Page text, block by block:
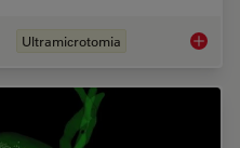
Ultramicrotomia